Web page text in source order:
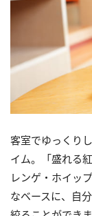
客室でゆっくり
イム。「盛れる
レンゲ・ホイッ
なベースに、自